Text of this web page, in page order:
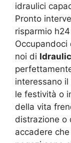
idraulici
Pronto
risparmio h24
noi di
interessano
le festività o
della vita
distrazione o
accadere